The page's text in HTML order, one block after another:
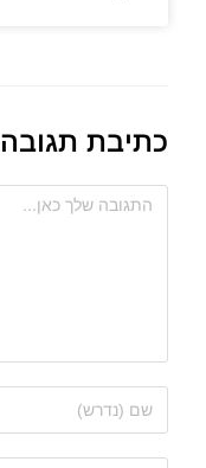
כתיבת תגובה